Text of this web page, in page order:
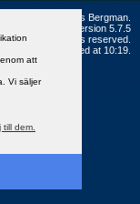
att
Vi säljer
dem.
2002 av Anders Bergman.
Version 5.7.5
vBulletin. All rights reserved.
was generated at 10:19.